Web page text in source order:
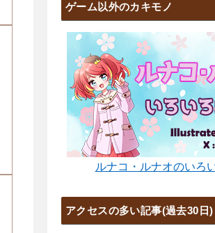
ゲーム以外のカキモノ
ルナコ・ルナオのいろ
アクセスの多い記事(過去30日)